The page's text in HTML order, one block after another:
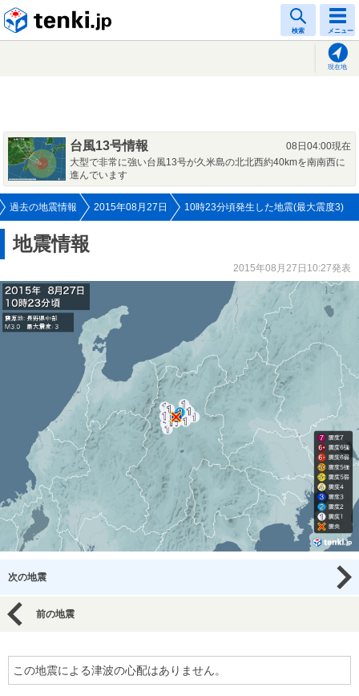
検索 メニュー
現在地
台風13号情報
08日04:00現在
大型で非常に強い台風13号が久米島の北北西約40kmを南南西に
進んでいます
過去の地震情報 2015年08月27日 10時23分頃発生した地震(最大震度3)
地震情報
2015年08月27日10:27発表
次の地震
前の地震
この地震による津波の心配はありません。